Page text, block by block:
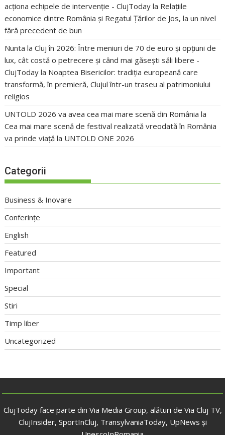
acționa echipele de intervenție - ClujToday la Relațiile
economice dintre România și Regatul Țărilor de Jos, la un nivel
fără precedent de bun
Nunta la Cluj în 2026: Între meniuri de 70 de euro și opțiuni de
lux, cât costă o petrecere și când mai găsești săli libere -
ClujToday la Noaptea Bisericilor: tradiția europeană care
transformă, în premieră, Clujul într-un traseu al patrimoniului
religios
UNTOLD 2026 va avea cea mai mare scenă din România la
Cea mai mare scenă de festival realizată vreodată în România
va prinde viață la UNTOLD ONE 2026
Categorii
Business & Inovare
Conferințe
English
Featured
Important
Special
Stiri
Timp liber
Uncategorized
ClujToday face parte din Via Media Group, alături de Via Cluj TV,
ClujInsider, SportInCluj, TransylvaniaToday, UpNews și